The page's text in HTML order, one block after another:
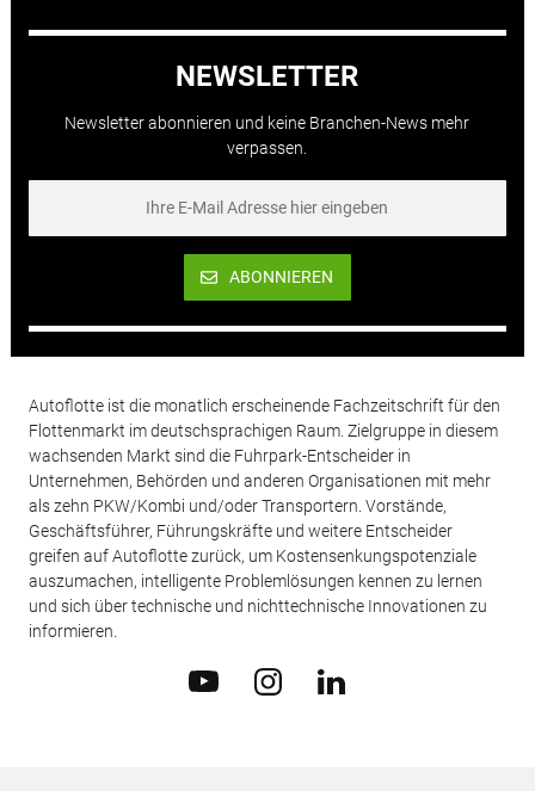
NEWSLETTER
Newsletter abonnieren und keine Branchen-News mehr
verpassen.
ABONNIEREN
Autoflotte ist die monatlich erscheinende Fachzeitschrift für den
Flottenmarkt im deutschsprachigen Raum. Zielgruppe in diesem
wachsenden Markt sind die Fuhrpark-Entscheider in
Unternehmen, Behörden und anderen Organisationen mit mehr
als zehn PKW/Kombi und/oder Transportern. Vorstände,
Geschäftsführer, Führungskräfte und weitere Entscheider
greifen auf Autoflotte zurück, um Kostensenkungspotenziale
auszumachen, intelligente Problemlösungen kennen zu lernen
und sich über technische und nichttechnische Innovationen zu
informieren.